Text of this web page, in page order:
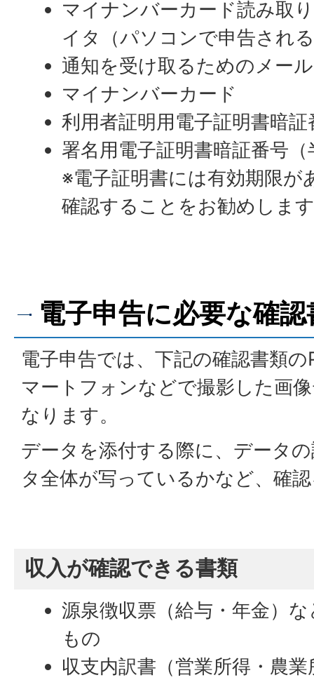
マイナンバーカード読み取
イタ（パソコンで申告され
通知を受け取るためのメー
マイナンバーカード
利用者証明用電子証明書暗
署名用電子証明書暗証番号
※電子証明書には有効期限が
確認することをお勧めしま
電子申告に必要な確認
電子申告では、下記の確認書類
マートフォンなどで撮影した画
なります。
データを添付する際に、データ
タ全体が写っているかなど、確
収入が確認できる書類
源泉徴収票（給与・年金）
もの
収支内訳書（営業所得・農